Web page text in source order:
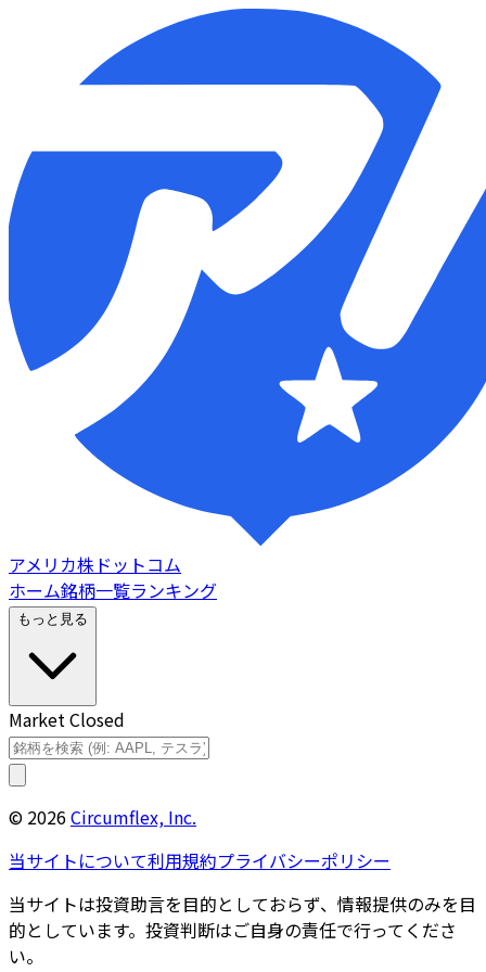
アメリカ株ドットコム
ホーム銘柄一覧ランキング
もっと見る
Market Closed
© 2026Circumflex, Inc.
当サイトについて利用規約プライバシーポリシー
当サイトは投資助言を目的としておらず、情報提供のみを目
的としています。投資判断はご自身の責任で行ってくださ
い。